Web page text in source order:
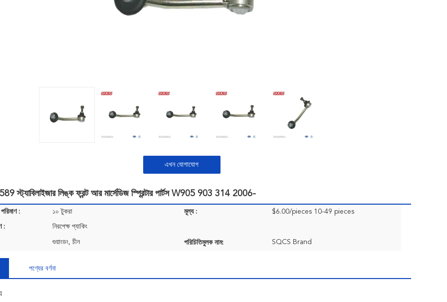
এখন যোগাযোগ
স্ট্যাবিলাইজার লিঙ্ক ফ্রন্ট আর মার্সেডিজ স্প্রিন্টার পার্টস W905 903 314 2006-
: ১০ টুকরা মূল্য : $6.00/pieces 10-49 pieces
: নিরপেক্ষ প্যাকিং
গুয়াংডং, চীন পরিচিতিমুলক নাম: SQCS Brand
পণ্যের বর্ণনা